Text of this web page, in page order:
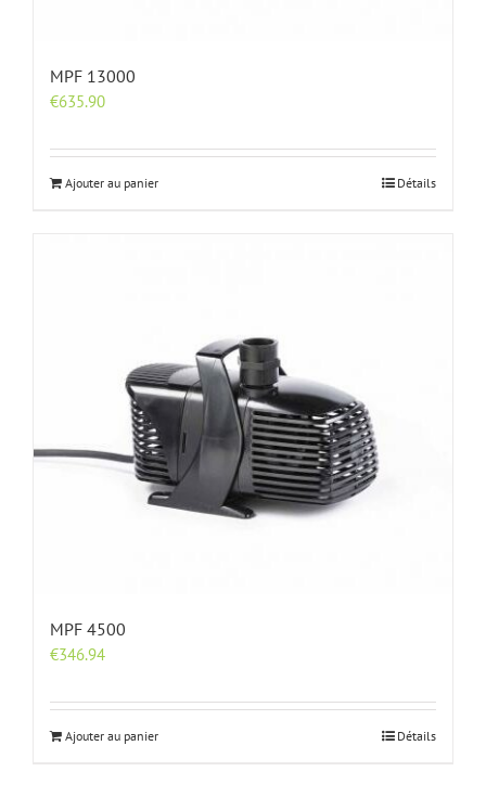
MPF 13000
€635.90
Ajouter au panier Détails
MPF 4500
€346.94
Ajouter au panier Détails